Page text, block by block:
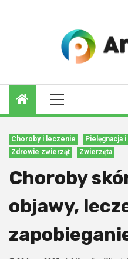
Primary
Menu
Choroby i leczenie
Pielęgnacja
Zdrowie zwierząt
Zwierzęta
Choroby
objawy,